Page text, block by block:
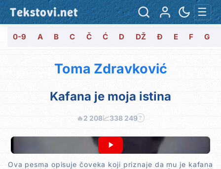
Tekstovi.net ☰
0-9 A B C Č Ć D DŽ Đ E F G
Toma Zdravković
Kafana je moja istina
🔥2 208📈338 249 ?
Ova pesma opisuje čoveka koji priznaje da mu je kafana